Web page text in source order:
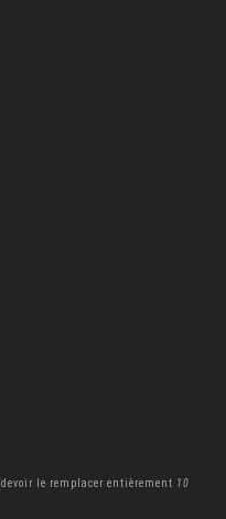
le remplacer entièrement 10